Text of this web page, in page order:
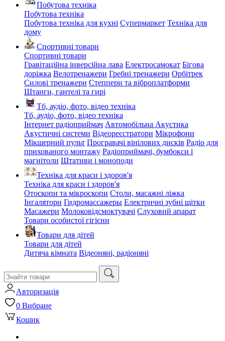
Побутова техніка
Побутова техніка
Побутова техніка для кухні Супермаркет Техніка для
дому
Спортивні товари
Спортивні товари
Гравітаційна інверсійна лава Електросамокат Бігова
доріжка Велотренажери Гребні тренажери Орбітрек
Силові тренажери Степпери та віброплатформи
Штанги, гантелі та гирі
Тб, аудіо, фото, відео техніка
Тб, аудіо, фото, відео техніка
Інтернет радіоприймач Автомобільна Акустика
Акустичні системи Відеореєстратори Мікрофони
Мікшерний пульт Програвачі вінілових дисків Радіо для
прихованого монтажу Радіоприймачі, бумбокси і
магнітоли Штативи і моноподи
Техніка для краси і здоров'я
Техніка для краси і здоров'я
Отоскопи та мікроскопи Столи, масажні ліжка
Інгалятори Гидромассажеры Електричні зубні щітки
Масажери Молоковідсмоктувачі Слуховий апарат
Товари особистої гігієни
Товари для дітей
Товари для дітей
Дитяча кімната Відеоняні, радіоняні
Авторизація
0 Вибране
Кошик